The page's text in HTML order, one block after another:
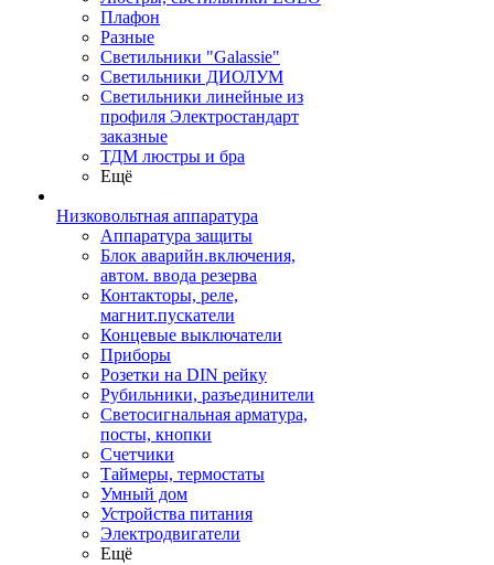
Плафон
Разные
Светильники "Galassie"
Светильники ДИОЛУМ
Светильники линейные из
профиля Электростандарт
заказные
ТДМ люстры и бра
Ещё
Низковольтная аппаратура
Аппаратура защиты
Блок аварийн.включения,
автом. ввода резерва
Контакторы, реле,
магнит.пускатели
Концевые выключатели
Приборы
Розетки на DIN рейку
Рубильники, разъединители
Светосигнальная арматура,
посты, кнопки
Счетчики
Таймеры, термостаты
Умный дом
Устройства питания
Электродвигатели
Ещё